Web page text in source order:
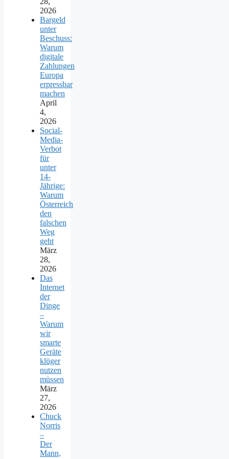
2026
Bargeld
unter
Beschuss:
Warum
digitale
Zahlungen
Europa
erpressbar
machen
April
4,
2026
Social-
Media-
Verbot
für
unter
14-
Jährige:
Warum
Österreich
den
falschen
Weg
geht
März
28,
2026
Das
Internet
der
Dinge
–
Warum
wir
smarte
Geräte
klüger
nutzen
müssen
März
27,
2026
Chuck
Norris
–
Der
Mann,